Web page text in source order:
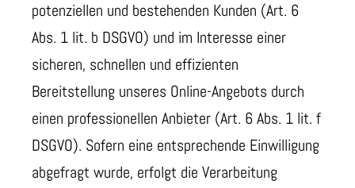
potenziellen und bestehenden Kunden (Art. 6
Abs. 1 lit. b DSGVO) und im Interesse einer
sicheren, schnellen und effizienten
Bereitstellung unseres Online-Angebots durch
einen professionellen Anbieter (Art. 6 Abs. 1 lit. f
DSGVO). Sofern eine entsprechende Einwilligung
abgefragt wurde, erfolgt die Verarbeitung